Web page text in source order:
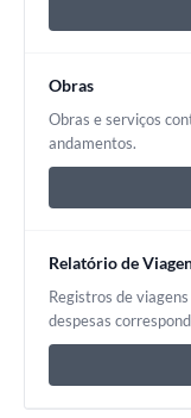
Obras
Obras e serviços
andamentos.
Relatório de
Registros de
despesas